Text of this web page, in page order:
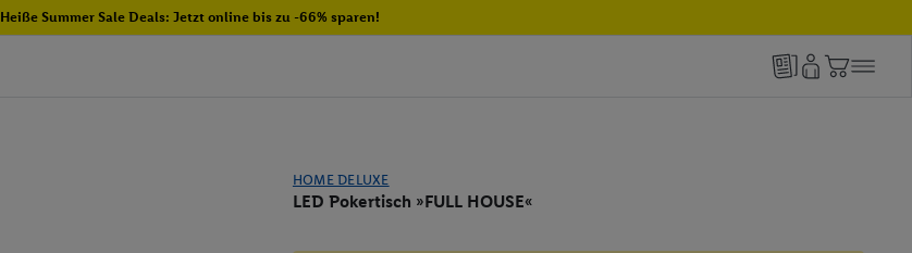
Heiße Summer Sale Deals: Jetzt online bis zu -66% sparen!
HOME DELUXE
LED Pokertisch »FULL HOUSE«